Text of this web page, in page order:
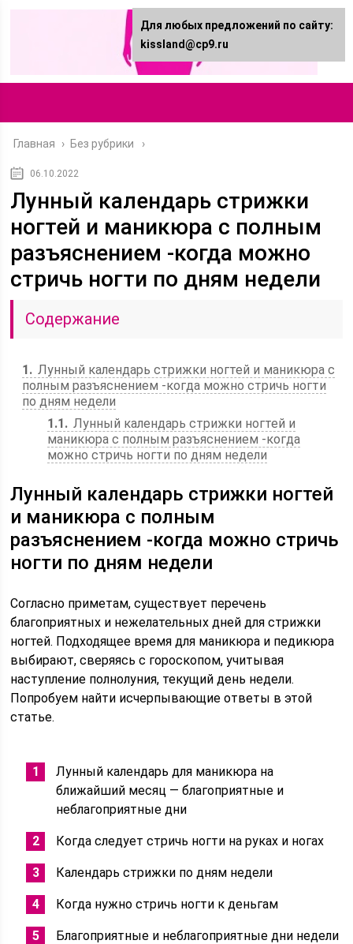
Главная › Без рубрики
06.10.2022
Лунный календарь стрижки
ногтей и маникюра с полным
разъяснением -когда можно
стричь ногти по дням недели
Содержание
1
Лунный календарь стрижки ногтей и маникюра с
полным разъяснением -когда можно стричь ногти
по дням недели
1.1
Лунный календарь стрижки ногтей и
маникюра с полным разъяснением -когда
можно стричь ногти по дням недели
Лунный календарь стрижки ногтей
и маникюра с полным
разъяснением -когда можно стричь
ногти по дням недели
Согласно приметам, существует перечень
благоприятных и нежелательных дней для стрижки
ногтей. Подходящее время для маникюра и педикюра
выбирают, сверяясь с гороскопом, учитывая
наступление полнолуния, текущий день недели.
Попробуем найти исчерпывающие ответы в этой
статье.
Лунный календарь для маникюра на
ближайший месяц — благоприятные и
неблагоприятные дни
Когда следует стричь ногти на руках и ногах
Календарь стрижки по дням недели
Когда нужно стричь ногти к деньгам
Благоприятные и неблагоприятные дни недели
Для любых предложений по сайту:
kissland@cp9.ru